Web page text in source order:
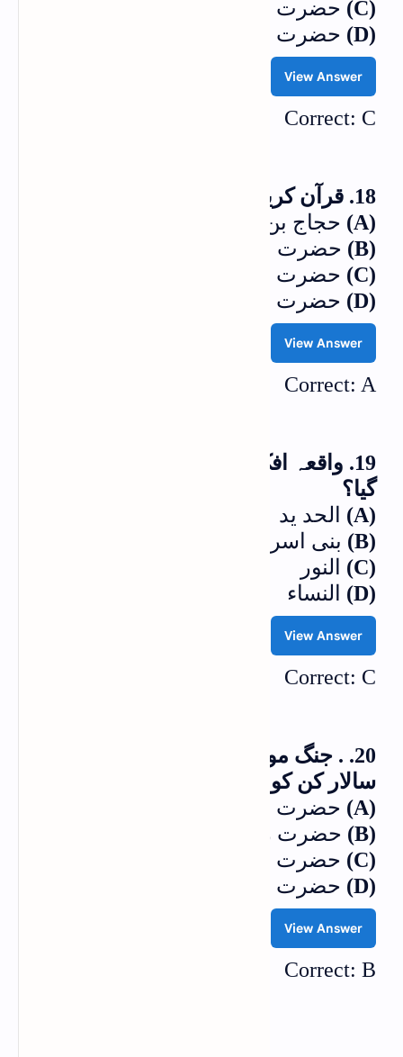
(C)
حضرت داؤد علیہ السلام
(D)
حضرت یوسف علیہ السلام
View Answer
Correct: C
18. قرآن کریم پراعراب کس نے لگوائے؟
(A)
حجاج بن یوسف
(B)
حضرت عثمان غنیؓ
(C)
حضرت علیؓ
(D)
حضرت عمربن عبدالعزیزؓ
View Answer
Correct: A
19. واقعہ افک کس سورۃ میں بیان کیا
گیا؟
(A)
الحد ید
(B)
بنی اسرائیل
(C)
النور
(D)
النساء
View Answer
Correct: C
20. . جنگ موتہ میں اسلامی لشکر کا سپہ
سالار کن کو بنایا گیا؟
(A)
حضرت خالد بن ولیدؓ
(B)
حضرت زید بن حارثہؓ
(C)
حضرت جعفر طیارؓ
(D)
حضرت سعد بن ابی وقاصؓ
View Answer
Correct: B